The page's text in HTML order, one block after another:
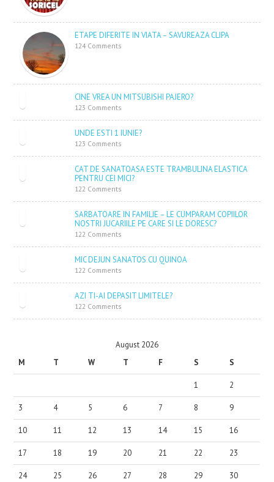
ETAPE DIFERITE IN VIATA – SAVUREAZA CLIPA
124 Comments
CINE VREA UN MITSUBISHI PAJERO?
123 Comments
UNDE ESTI 1 IUNIE?
123 Comments
CAT DE SANATOASA ESTE TRAMBULINA ELASTICA
PENTRU CEI MICI?
122 Comments
SARBATOARE IN FAMILIE – LE CUMPARAM COPIILOR
NOSTRI JUCARIILE PE CARE SI LE DORESC?
122 Comments
MIC DEJUN SANATOS CU QUINOA
122 Comments
AZI TI-AI DEPASIT LIMITELE?
122 Comments
August 2026
M
T W T F S S
1 2
3 4 5 6 7 8 9
10 11 12 13 14 15 16
17 18 19 20 21 22 23
24 25 26 27 28 29 30